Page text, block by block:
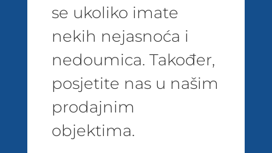
se ukoliko imate
nekih nejasnoća i
nedoumica. Također,
posjetite nas u našim
prodajnim
objektima.